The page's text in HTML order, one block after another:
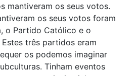
mantiveram os seus votos.
os seus votos foram
o Partido Católico e o
três partidos eram
os podemos imaginar
Tinham eventos